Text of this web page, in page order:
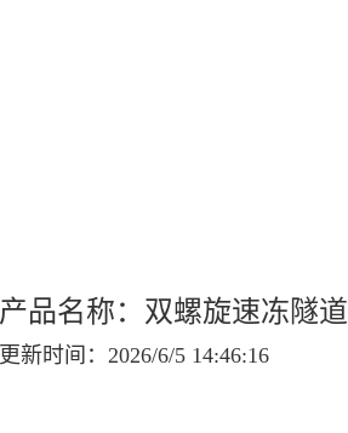
产品名称：双螺旋速冻隧道
更新时间：2026/6/5 14:46:16